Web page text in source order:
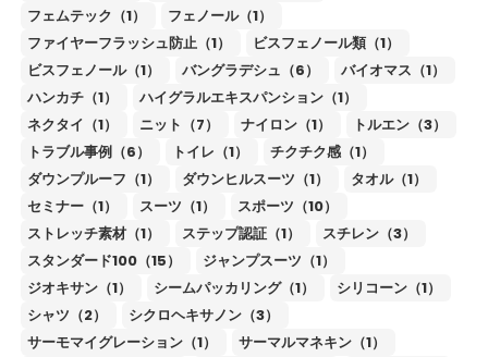
フェムテック（1）
フェノール（1）
ファイヤーフラッシュ防止（1）
ビスフェノール類（1）
ビスフェノール（1）
バングラデシュ（6）
バイオマス（1）
ハンカチ（1）
ハイグラルエキスパンション（1）
ネクタイ（1）
ニット（7） ナイロン（1）
トルエン（3）
トラブル事例（6）
トイレ（1）
チクチク感（1）
ダウンプルーフ（1）
ダウンヒルスーツ（1）
タオル（1）
セミナー（1）
スーツ（1）
スポーツ（10）
ストレッチ素材（1）
ステップ認証（1）
スチレン（3）
スタンダード100（15）
ジャンプスーツ（1）
ジオキサン（1）
シームパッカリング（1）
シリコーン（1）
シャツ（2）
シクロヘキサノン（3）
サーモマイグレーション（1）
サーマルマネキン（1）